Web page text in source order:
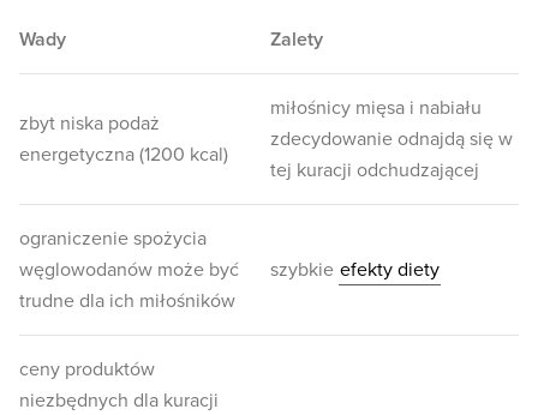
Wady Zalety
zbyt niska podaż
energetyczna (1200 kcal)
miłośnicy mięsa i nabiału
zdecydowanie odnajdą się w
tej kuracji odchudzającej
ograniczenie spożycia
węglowodanów może być
trudne dla ich miłośników
szybkie efekty diety
ceny produktów
niezbędnych dla kuracji